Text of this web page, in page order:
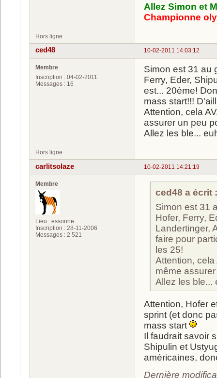
Allez Simon et
Championne
Hors ligne
10-02-2011 14:03:12
ced48
Membre
Inscription : 04-02-2011
Messages : 16
Simon est 31 au
Ferry, Eder,
est... 20ème!
mass start!!!
Attention, cela
assurer un peu
Allez les ble...
Hors ligne
10-02-2011 14:21:19
carlitsolaze
Membre
Lieu : essonne
Inscription : 28-11-2006
Messages : 2 521
ced48 a écrit :
Simon est 31
Hofer, Ferry,
Landertinger,
faire pour
les 25!
Attention,
même
Allez les ble...
Attention, Hofer
sprint (et donc
mass start
Il faudrait savoir
Shipulin et
américaines,
Dernière